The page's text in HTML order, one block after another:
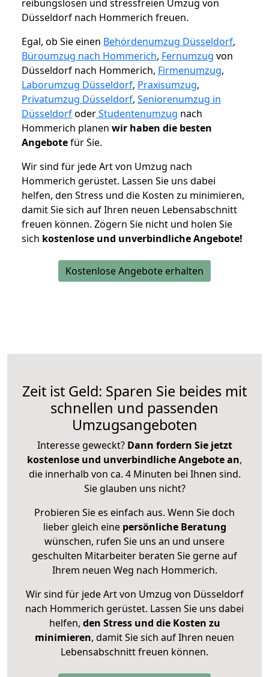
reibungslosen und stressfreien Umzug von
Düsseldorf nach Hommerich freuen.
Egal, ob Sie einen Behördenumzug Düsseldorf,
Büroumzug nach Hommerich, Fernumzug von
Düsseldorf nach Hommerich, Firmenumzug,
Laborumzug Düsseldorf, Praxisumzug,
Privatumzug Düsseldorf, Seniorenumzug in
DüsseldorfoderStudentenumzug nach
Hommerich planen wir haben die besten
Angebotefür Sie.
Wir sind für jede Art von Umzug nach
Hommerich gerüstet. Lassen Sie uns dabei
helfen, den Stress und die Kosten zu minimieren,
damit Sie sich auf Ihren neuen Lebensabschnitt
freuen können. Zögern Sie nicht und holen Sie
sich kostenlose und unverbindliche Angebote!
Kostenlose Angebote erhalten
Zeit ist Geld: Sparen Sie beides mit
schnellen und passenden
Umzugsangeboten
Interesse geweckt? Dann fordern Sie jetzt
kostenlose und unverbindliche Angebote an,
die innerhalb von ca. 4 Minuten bei Ihnen sind.
Sie glauben uns nicht?
Probieren Sie es einfach aus. Wenn Sie doch
lieber gleich eine persönliche Beratung
wünschen, rufen Sie uns an und unsere
geschulten Mitarbeiter beraten Sie gerne auf
Ihrem neuen Weg nach Hommerich.
Wir sind für jede Art von Umzug von Düsseldorf
nach Hommerich gerüstet. Lassen Sie uns dabei
helfen, den Stress und die Kosten zu
minimieren, damit Sie sich auf Ihren neuen
Lebensabschnitt freuen können.